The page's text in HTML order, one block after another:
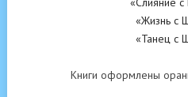
«Жизнь с
«Танец с
Книги оформлены